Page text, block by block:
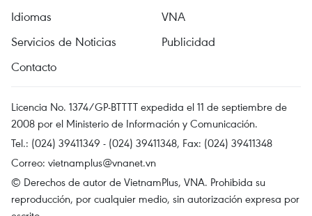
Idiomas
VNA
Servicios de Noticias
Publicidad
Contacto
Licencia No. 1374/GP-BTTTT expedida el 11 de septiembre de
2008 por el Ministerio de Información y Comunicación.
Tel.: (024) 39411349 - (024) 39411348, Fax: (024) 39411348
Correo: vietnamplus@vnanet.vn
© Derechos de autor de VietnamPlus, VNA. Prohibida su
reproducción, por cualquier medio, sin autorización expresa por